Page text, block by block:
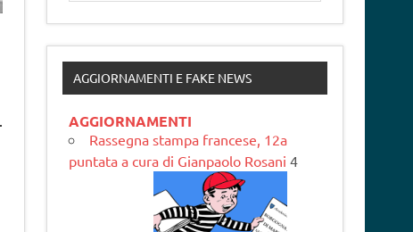
AGGIORNAMENTI E FAKE NEWS
AGGIORNAMENTI
Rassegna stampa francese, 12a
puntata a cura di Gianpaolo Rosani 4